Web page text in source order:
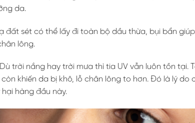
da.
đất sét có thể lấy đi toàn bộ dầu thừa, bụi bẩn
lông.
Dù trời nắng hay trời mưa thì tia UV vẫn luôn tồn tại.
khiến da bị khô, lỗ chân lông to hơn. Đó là lý
hàng đầu này.